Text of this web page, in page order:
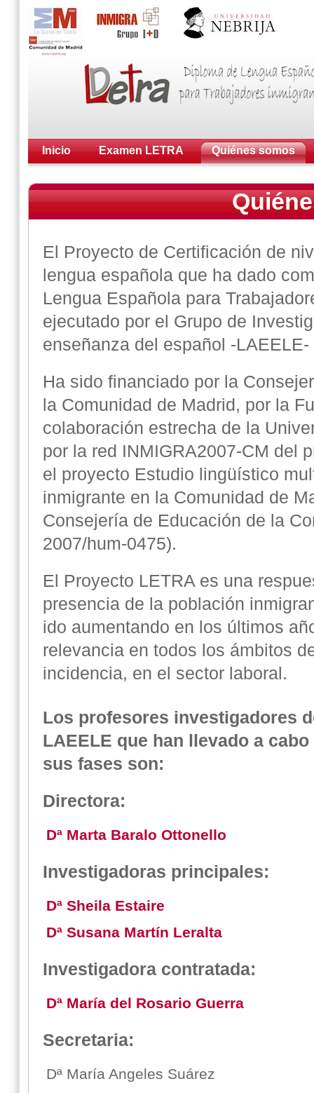
Inicio Examen LETRA Quiénes somos
El Proyecto de Certificación de
lengua española que ha dado
Lengua Española para
ejecutado por el Grupo de
enseñanza del español -LAEELE-
Ha sido financiado por la
la Comunidad de Madrid, por la
colaboración estrecha de la
por la red INMIGRA2007-CM del
el proyecto Estudio lingüístico
inmigrante en la Comunidad de
Consejería de Educación de la
2007/hum-0475).
El Proyecto LETRA es una
presencia de la población
ido aumentando en los últimos
relevancia en todos los ámbitos
incidencia, en el sector laboral.
Los profesores investigadores
LAEELE que han llevado a
sus fases son:
Directora:
Dª Marta Baralo Ottonello
Investigadoras principales:
Dª Sheila Estaire
Dª Susana Martín Leralta
Investigadora contratada:
Dª María del Rosario Guerra
Secretaria:
Dª María Angeles Suárez